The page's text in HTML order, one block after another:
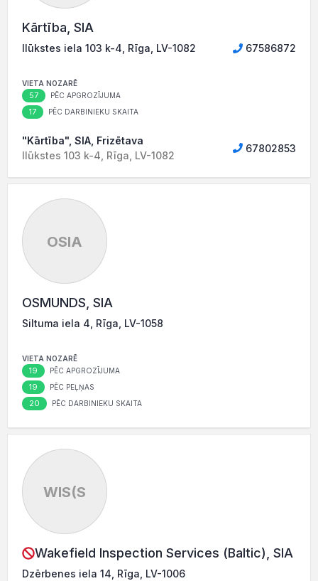
Kārtība, SIA
Ilūkstes iela 103 k-4, Rīga, LV-1082 67586872
VIETA NOZARĒ
57 PĒC APGROZĪJUMA
17 PĒC DARBINIEKU SKAITA
"Kārtība", SIA, Frizētava
Ilūkstes 103 k-4, Rīga, LV-1082
67802853
OSIA
OSMUNDS, SIA
Siltuma iela 4, Rīga, LV-1058
VIETA NOZARĒ
19 PĒC APGROZĪJUMA
19 PĒC PEĻŅAS
20 PĒC DARBINIEKU SKAITA
WIS(S
Wakefield Inspection Services (Baltic), SIA
Dzērbenes iela 14, Rīga, LV-1006